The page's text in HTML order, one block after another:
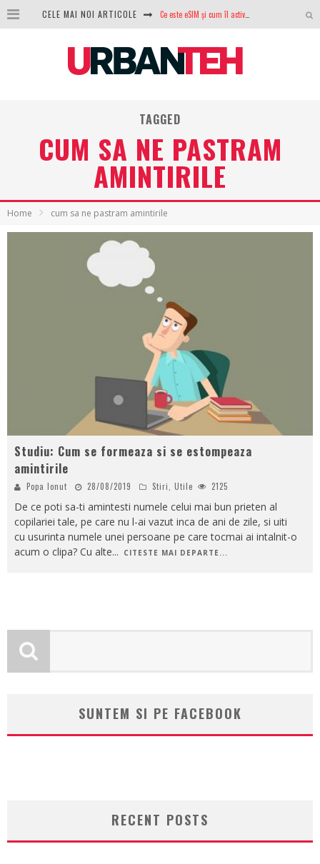
CELE MAI NOI ARTICOLE
100 GB de internet mobil gratuit de la Orange. Fără contract, fără acte și fără obligații
Analiza producției fotovoltaice în România – cât produce un sistem solar pe timp de iarnă?
GTA VI poate fi precomandat oficial. Rockstar dezvăluie edițiile oficiale și bonusurile pe care le primești
TAGGED
CUM SA NE PASTRAM
AMINTIRILE
Home cum sa ne pastram amintirile
Studiu: Cum se formeaza si se estompeaza
amintirile
Popa Ionut 28/08/2019 Stiri, Utile 2125
De ce poti sa-ti amintesti numele celui mai bun prieten al
copilariei tale, pe care nu l-ai vazut inca de ani de zile, si uiti
cu usurinta numele unei persoane pe care tocmai ai intalnit-o
acum o clipa? Cu alte... CITESTE MAI DEPARTE...
SUNTEM SI PE FACEBOOK
RECENT POSTS